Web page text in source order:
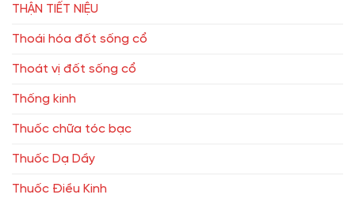
THẬN TIẾT NIỆU
Thoái hóa đốt sống cổ
Thoát vị đốt sống cổ
Thống kinh
Thuốc chữa tóc bạc
Thuốc Dạ Dầy
Thuốc Điều Kinh